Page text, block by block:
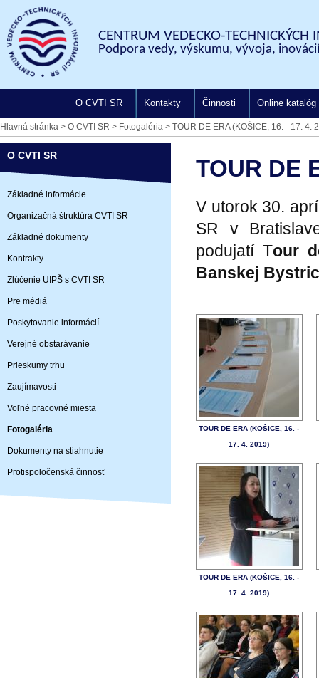
CENTRUM VEDECKO-TECHNICKÝCH
Podpora vedy, výskumu, vývoja,
O CVTI SR Kontakty Činnosti Online katalóg
Hlavná stránka > O CVTI SR > Fotogaléria > TOUR DE ERA (KOŠICE, 16. - 17. 4.
O CVTI SR
Základné informácie
Organizačná štruktúra CVTI SR
Základné dokumenty
Kontrakty
Zlúčenie UIPŠ s CVTI SR
Pre médiá
Poskytovanie informácií
Verejné obstarávanie
Prieskumy trhu
Zaujímavosti
Voľné pracovné miesta
Fotogaléria
Dokumenty na stiahnutie
Protispoločenská činnosť
TOUR DE
V utorok 30.
SR v
podujatí Tour
Banskej
TOUR DE ERA (KOŠICE, 16. -
17. 4. 2019)
TOUR DE ERA (KOŠICE, 16. -
17. 4. 2019)